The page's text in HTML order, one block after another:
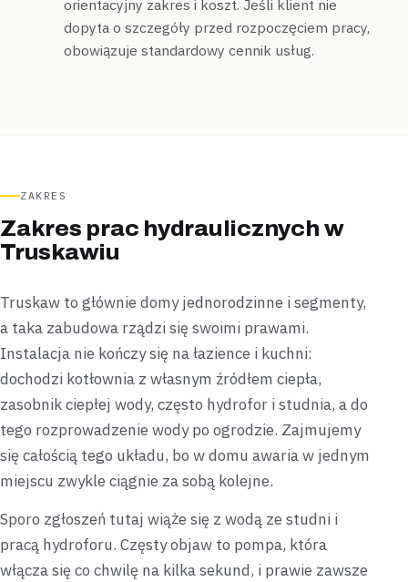
orientacyjny zakres i koszt. Jeśli klient nie
dopyta o szczegóły przed rozpoczęciem pracy,
obowiązuje standardowy cennik usług.
ZAKRES
Zakres prac hydraulicznych w
Truskawiu
Truskaw to głównie domy jednorodzinne i segmenty,
a taka zabudowa rządzi się swoimi prawami.
Instalacja nie kończy się na łazience i kuchni:
dochodzi kotłownia z własnym źródłem ciepła,
zasobnik ciepłej wody, często hydrofor i studnia, a do
tego rozprowadzenie wody po ogrodzie. Zajmujemy
się całością tego układu, bo w domu awaria w jednym
miejscu zwykle ciągnie za sobą kolejne.
Sporo zgłoszeń tutaj wiąże się z wodą ze studni i
pracą hydroforu. Częsty objaw to pompa, która
włącza się co chwilę na kilka sekund, i prawie zawsze